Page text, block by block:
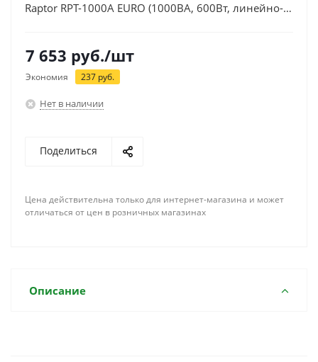
Raptor RPT-1000A EURO (1000ВА, 600Вт, линейно-
7 653 руб./шт
Экономия 237 руб.
Нет в наличии
Поделиться
Цена действительна только для интернет-магазина и может
отличаться от цен в розничных магазинах
Описание